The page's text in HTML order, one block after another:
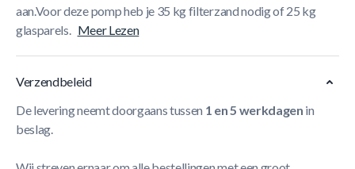
aan.Voor deze pomp heb je 35 kg filterzand nodig of 25 kg
glasparels. Meer Lezen
Verzendbeleid
De levering neemt doorgaans tussen 1 en 5 werkdagen in
beslag.